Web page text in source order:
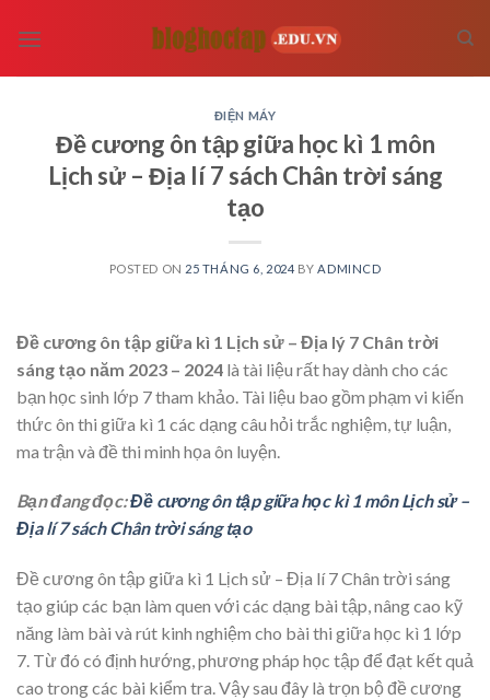
ĐIỆN MÁY
Đề cương ôn tập giữa học kì 1 môn
Lịch sử – Địa lí 7 sách Chân trời sáng
tạo
POSTED ON 25 THÁNG 6, 2024 BY ADMINCD
Đề cương ôn tập giữa kì 1 Lịch sử – Địa lý 7 Chân trời
sáng tạo năm 2023 – 2024 là tài liệu rất hay dành cho các
bạn học sinh lớp 7 tham khảo. Tài liệu bao gồm phạm vi kiến
thức ôn thi giữa kì 1 các dạng câu hỏi trắc nghiệm, tự luận,
ma trận và đề thi minh họa ôn luyện.
Bạn đang đọc:Đề cương ôn tập giữa học kì 1 môn Lịch sử –
Địa lí 7 sách Chân trời sáng tạo
Đề cương ôn tập giữa kì 1 Lịch sử – Địa lí 7 Chân trời sáng
tạo giúp các bạn làm quen với các dạng bài tập, nâng cao kỹ
năng làm bài và rút kinh nghiệm cho bài thi giữa học kì 1 lớp
7. Từ đó có định hướng, phương pháp học tập để đạt kết quả
cao trong các bài kiểm tra. Vậy sau đây là trọn bộ đề cương